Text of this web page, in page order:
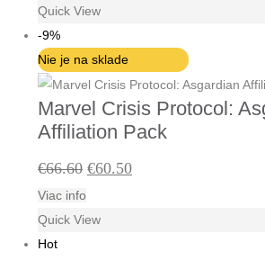
bola:
€66.60.€60.50.
Quick View
-9%
Nie je na sklade
Marvel Crisis Protocol:
Affiliation Pack
€66.60 Pôvodná
bola:
€60.50Aktuálna
Viac info
Quick View
Hot